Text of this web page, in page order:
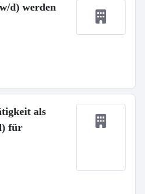
d) werden
als
für